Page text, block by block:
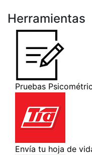
Herramientas